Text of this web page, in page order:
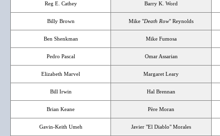
Reg E. Cathey Barry K. Word
Billy Brown Mike "Death Row" Reynolds
Ben Shenkman Mike Fumosa
Pedro Pascal Omar Assarian
Elizabeth Marvel Margaret Leary
Bill Irwin Hal Brennan
Brian Keane Père Moran
Gavin-Keith Umeh Javier "El Diablo" Morales